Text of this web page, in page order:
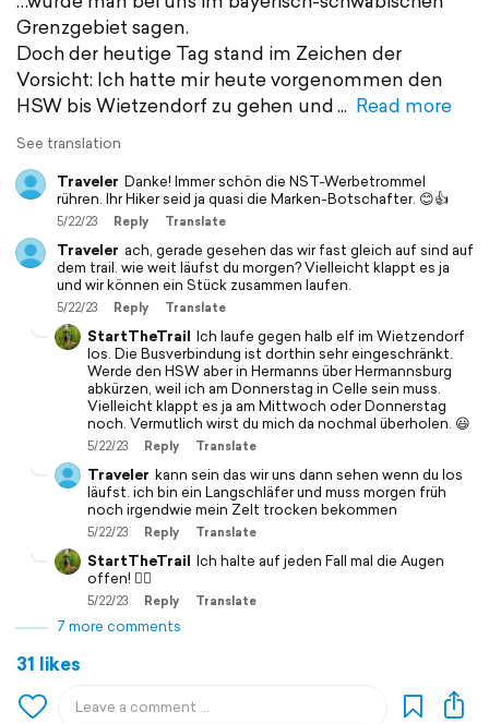
Grenzgebiet sagen.
Doch der heutige Tag stand im Zeichen der
Vorsicht: Ich hatte mir heute vorgenommen den
HSW bis Wietzendorf zu gehen und
Read more
See translation
Traveler Danke! Immer schön die NST-Werbetrommel
rühren. Ihr Hiker seid ja quasi die Marken-Botschafter. 😊👍
5/22/23 Reply Translate
Traveler ach, gerade gesehen das wir fast gleich auf sind auf
dem trail. wie weit läufst du morgen? Vielleicht klappt es ja
und wir können ein Stück zusammen laufen.
5/22/23 Reply Translate
StartTheTrail Ich laufe gegen halb elf im Wietzendorf
los. Die Busverbindung ist dorthin sehr eingeschränkt.
Werde den HSW aber in Hermanns über Hermannsburg
abkürzen, weil ich am Donnerstag in Celle sein muss.
Vielleicht klappt es ja am Mittwoch oder Donnerstag
noch. Vermutlich wirst du mich da nochmal überholen. 😃
5/22/23 Reply Translate
Traveler kann sein das wir uns dann sehen wenn du los
läufst. ich bin ein Langschläfer und muss morgen früh
noch irgendwie mein Zelt trocken bekommen
5/22/23 Reply Translate
StartTheTrail Ich halte auf jeden Fall mal die Augen
offen! 👌🏻
5/22/23 Reply Translate
7 more comments
31 likes